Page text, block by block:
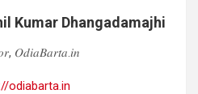
Kumar Dhangadamajhi
𝑂𝑑𝑖𝑎𝐵𝑎𝑟𝑡𝑎.𝑖𝑛
odiabarta.in